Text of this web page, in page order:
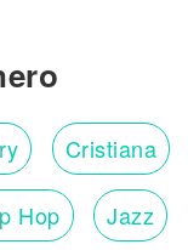
Cristiana
Hop Jazz